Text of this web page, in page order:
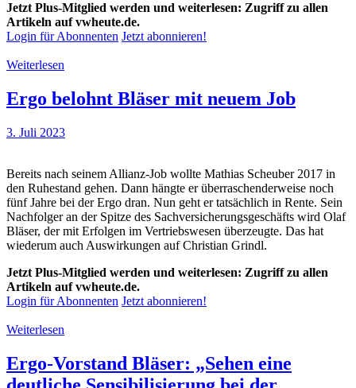
Jetzt Plus-Mitglied werden und weiterlesen: Zugriff zu allen
Artikeln auf vwheute.de.
Login für Abonnenten Jetzt abonnieren!
Weiterlesen
Ergo belohnt Bläser mit neuem Job
3. Juli 2023
Bereits nach seinem Allianz-Job wollte Mathias Scheuber 2017 in
den Ruhestand gehen. Dann hängte er überraschenderweise noch
fünf Jahre bei der Ergo dran. Nun geht er tatsächlich in Rente. Sein
Nachfolger an der Spitze des Sachversicherungsgeschäfts wird Olaf
Bläser, der mit Erfolgen im Vertriebswesen überzeugte. Das hat
wiederum auch Auswirkungen auf Christian Grindl.
Jetzt Plus-Mitglied werden und weiterlesen: Zugriff zu allen
Artikeln auf vwheute.de.
Login für Abonnenten Jetzt abonnieren!
Weiterlesen
Ergo-Vorstand Bläser: „Sehen eine